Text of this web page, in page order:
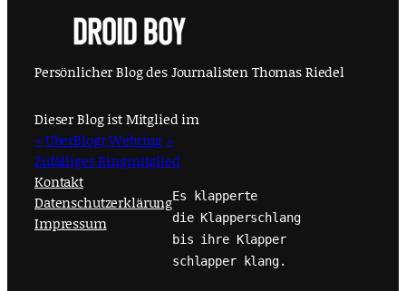
Persönlicher Blog des Journalisten Thomas Riedel
Dieser Blog ist Mitglied im
< UberBlogr Webring >
Zufälliges Ringmitglied
Kontakt
Datenschutzerklärung
Impressum
Es klapperte
die Klapperschlang
bis ihre Klapper
schlapper klang.